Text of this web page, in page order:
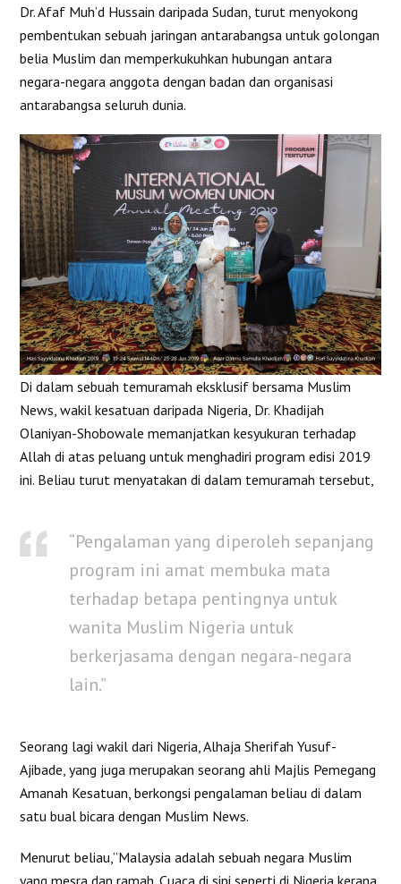
Dr. Afaf Muh’d Hussain daripada Sudan, turut menyokong
pembentukan sebuah jaringan antarabangsa untuk golongan
belia Muslim dan memperkukuhkan hubungan antara
negara-negara anggota dengan badan dan organisasi
antarabangsa seluruh dunia.
Di dalam sebuah temuramah eksklusif bersama Muslim
News, wakil kesatuan daripada Nigeria, Dr. Khadijah
Olaniyan-Shobowale memanjatkan kesyukuran terhadap
Allah di atas peluang untuk menghadiri program edisi 2019
ini. Beliau turut menyatakan di dalam temuramah tersebut,
“Pengalaman yang diperoleh sepanjang
program ini amat membuka mata
terhadap betapa pentingnya untuk
wanita Muslim Nigeria untuk
berkerjasama dengan negara-negara
lain.”
Seorang lagi wakil dari Nigeria, Alhaja Sherifah Yusuf-
Ajibade, yang juga merupakan seorang ahli Majlis Pemegang
Amanah Kesatuan, berkongsi pengalaman beliau di dalam
satu bual bicara dengan Muslim News.
Menurut beliau,”Malaysia adalah sebuah negara Muslim